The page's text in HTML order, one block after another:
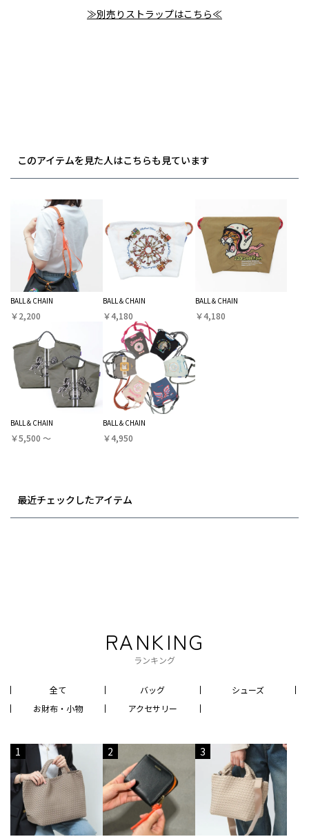
≫別売りストラップはこちら≪
このアイテムを見た人はこちらも見ています
BALL＆CHAIN
￥2,200
BALL＆CHAIN
￥4,180
BALL＆CHAIN
￥4,180
BALL＆CHAIN
￥5,500 〜
BALL＆CHAIN
￥4,950
最近チェックしたアイテム
RANKING
ランキング
全て バッグ
シューズ
お財布・小物
アクセサリー
1 2 3